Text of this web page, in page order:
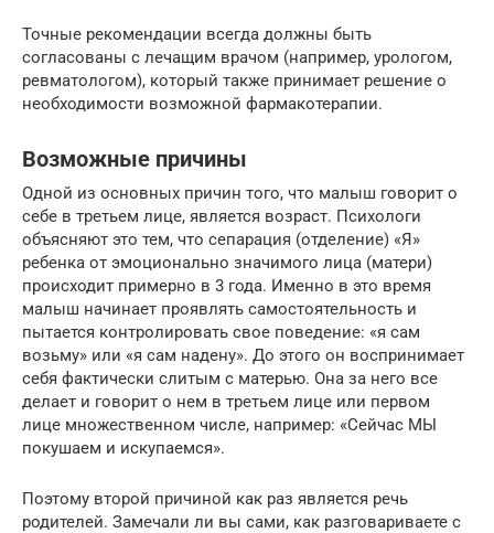
Точные рекомендации всегда должны быть
согласованы с лечащим врачом (например, урологом,
ревматологом), который также принимает решение о
необходимости возможной фармакотерапии.
Возможные причины
Одной из основных причин того, что малыш говорит о
себе в третьем лице, является возраст. Психологи
объясняют это тем, что сепарация (отделение) «Я»
ребенка от эмоционально значимого лица (матери)
происходит примерно в 3 года. Именно в это время
малыш начинает проявлять самостоятельность и
пытается контролировать свое поведение: «я сам
возьму» или «я сам надену». До этого он воспринимает
себя фактически слитым с матерью. Она за него все
делает и говорит о нем в третьем лице или первом
лице множественном числе, например: «Сейчас МЫ
покушаем и искупаемся».
Поэтому второй причиной как раз является речь
родителей. Замечали ли вы сами, как разговариваете с